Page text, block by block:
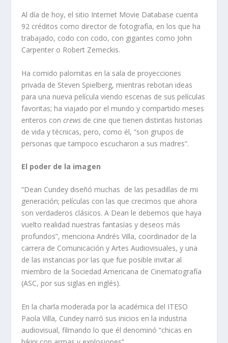
Al día de hoy, el sitio Internet Movie Database cuenta
92 créditos como director de fotografía, en los que ha
trabajado, codo con codo, con gigantes como John
Carpenter o Robert Zemeckis.
Ha comido palomitas en la sala de proyecciones
privada de Steven Spielberg, mientras rebotan ideas
para una nueva película viendo escenas de sus películas
favoritas; ha viajado por el mundo y compartido meses
enteros concrews de cine que tienen distintas historias
de vida y técnicas, pero, como él, “son grupos de
personas que tampoco escucharon a sus madres”.
El poder de la imagen
“Dean Cundey diseñó muchas de las pesadillas de mi
generación; películas con las que crecimos que ahora
son verdaderos clásicos. A Dean le debemos que haya
vuelto realidad nuestras fantasías y deseos más
profundos”, menciona Andrés Villa, coordinador de la
carrera de Comunicación y Artes Audiovisuales, y una
de las instancias por las que fue posible invitar al
miembro de la Sociedad Americana de Cinematografía
(ASC, por sus siglas en inglés).
En la charla moderada por la académica del ITESO
Paola Villa, Cundey narró sus inicios en la industria
audiovisual, filmando lo que él denominó “chicas en